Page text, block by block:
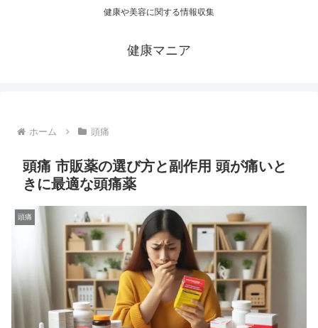
健康や美容に関する情報収集
健康マニア
ホーム 頭痛
頭痛 市販薬の選び方と副作用 頭が痛いと
きに最適な頭痛薬
頭痛